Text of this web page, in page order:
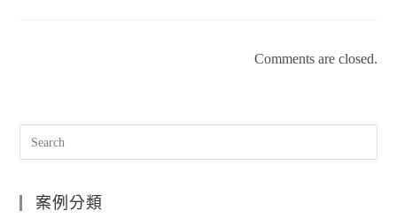
Comments are closed.
案例分類